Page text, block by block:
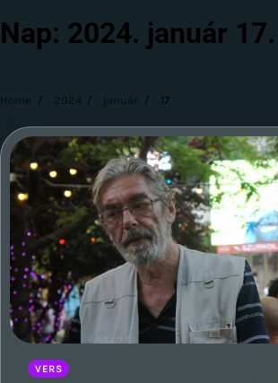
Nap: 2024. január 17.
Home 2024 január 17
VERS